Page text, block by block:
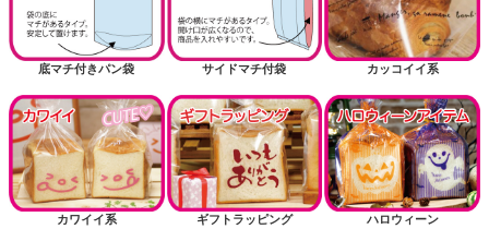
底マチ付きパン袋 サイドマチ付袋 カッコイイ系
カワイイ系 ギフトラッピング ハロウィーン